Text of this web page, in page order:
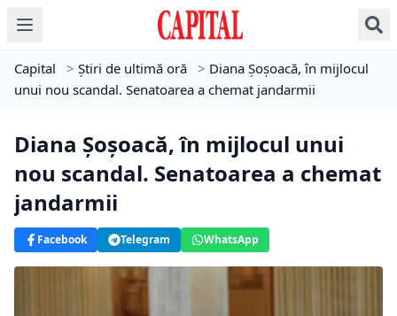
Capital > Știri de ultimă oră > Diana Șoșoacă, în mijlocul
unui nou scandal. Senatoarea a chemat jandarmii
Diana Șoșoacă, în mijlocul unui
nou scandal. Senatoarea a chemat
jandarmii
Facebook Telegram WhatsApp